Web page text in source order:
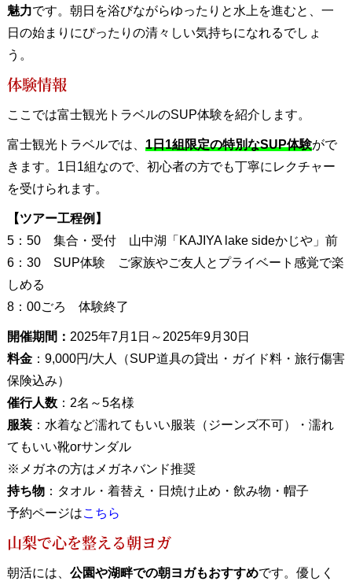
魅力です。朝日を浴びながらゆったりと水上を進むと、一
日の始まりにぴったりの清々しい気持ちになれるでしょ
う。
体験情報
ここでは富士観光トラベルのSUP体験を紹介します。
富士観光トラベルでは、 1日1組限定の特別なSUP体験がで
きます。1日1組なので、初心者の方でも丁寧にレクチャー
を受けられます。
【ツアー工程例】
5：50 集合・受付 山中湖「KAJIYA lake sideかじや」前
6：30 SUP体験 ご家族やご友人とプライベート感覚で楽
しめる
8：00ごろ 体験終了
開催期間： 2025年7月1日～2025年9月30日
料金：9,000円/大人（SUP道具の貸出・ガイド料・旅行傷害
保険込み）
催行人数：2名～5名様
服装：水着など濡れてもいい服装（ジーンズ不可）・濡れ
てもいい靴orサンダル
※メガネの方はメガネバンド推奨
持ち物：タオル・着替え・日焼け止め・飲み物・帽子
予約ページはこちら
山梨で心を整える朝ヨガ
朝活には、 公園や湖畔での朝ヨガもおすすめです。優しく